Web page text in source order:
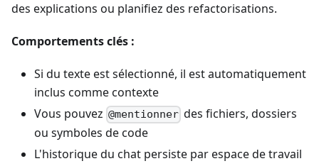
des explications ou planifiez des refactorisations.
Comportements clés :
Si du texte est sélectionné, il est automatiquement
inclus comme contexte
Vous pouvez @mentionner des fichiers, dossiers
ou symboles de code
L'historique du chat persiste par espace de travail